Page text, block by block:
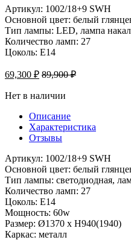
Артикул: 1002/18+9 SWH
Основной цвет: белый
Тип лампы: LED, лампа
Количество ламп: 27
Цоколь: Е14
69,300 ₽ 89,900₽
Нет в наличии
Описание
Характеристика
Отзывы
Артикул: 1002/18+9 SWH
Основной цвет: белый
Тип лампы: светодиодная,
Количество ламп: 27
Цоколь: Е14
Мощность: 60w
Размер: Ø1370 x H940(1940)
Каркас: металл